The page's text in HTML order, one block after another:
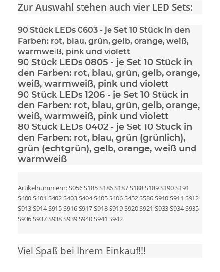
Zur Auswahl stehen auch vier LED Sets:
90 Stück LEDs 0603 - je Set 10 Stück in den
Farben: rot, blau, grün, gelb, orange, weiß,
warmweiß, pink und violett
90 Stück LEDs 0805 - je Set 10 Stück in
den Farben: rot, blau, grün, gelb, orange,
weiß, warmweiß, pink und violett
90 Stück LEDs 1206 - je Set 10 Stück in
den Farben: rot, blau, grün, gelb, orange,
weiß, warmweiß, pink und violett
80 Stück LEDs 0402 - je Set 10 Stück in
den Farben: rot, blau, grün (grünlich),
grün (echtgrün), gelb, orange, weiß und
warmweiß
Artikelnummern: S056 S185 S186 S187 S188 S189 S190 S191
S400 S401 S402 S403 S404 S405 S406 S452 S586 S910 S911 S912
S913 S914 S915 S916 S917 S918 S919 S920 S921 S933 S934 S935
S936 S937 S938 S939 S940 S941 S942
Viel Spaß bei Ihrem Einkauf!!!